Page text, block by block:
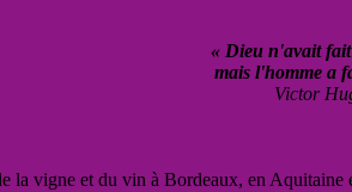
« Dieu n'avait
mais l'homme a
Victor
vigne et du vin à Bordeaux, en Aquitaine